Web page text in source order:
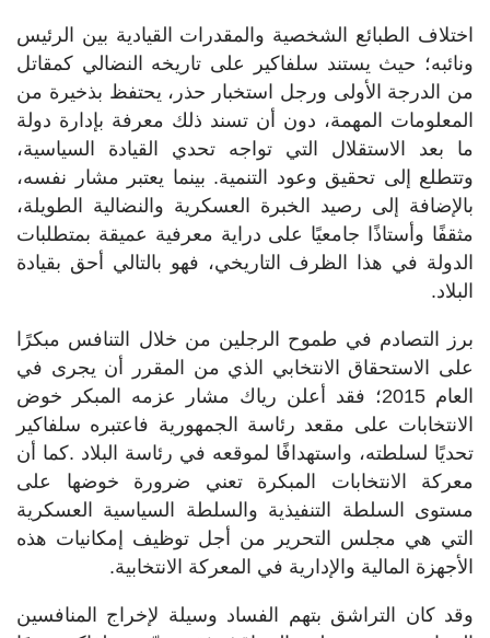
اختلاف الطبائع الشخصية والمقدرات القيادية بين الرئيس
ونائبه؛ حيث يستند سلفاكير على تاريخه النضالي كمقاتل
من الدرجة الأولى ورجل استخبار حذر، يحتفظ بذخيرة من
المعلومات المهمة، دون أن تسند ذلك معرفة بإدارة دولة
ما بعد الاستقلال التي تواجه تحدي القيادة السياسية،
وتتطلع إلى تحقيق وعود التنمية. بينما يعتبر مشار نفسه،
بالإضافة إلى رصيد الخبرة العسكرية والنضالية الطويلة،
مثقفًا وأستاذًا جامعيًا على دراية معرفية عميقة بمتطلبات
الدولة في هذا الظرف التاريخي، فهو بالتالي أحق بقيادة
البلاد.
برز التصادم في طموح الرجلين من خلال التنافس مبكرًا
على الاستحقاق الانتخابي الذي من المقرر أن يجرى في
العام 2015؛ فقد أعلن رياك مشار عزمه المبكر خوض
الانتخابات على مقعد رئاسة الجمهورية فاعتبره سلفاكير
تحديًا لسلطته، واستهدافًا لموقعه في رئاسة البلاد .كما أن
معركة الانتخابات المبكرة تعني ضرورة خوضها على
مستوى السلطة التنفيذية والسلطة السياسية العسكرية
التي هي مجلس التحرير من أجل توظيف إمكانيات هذه
الأجهزة المالية والإدارية في المعركة الانتخابية.
وقد كان التراشق بتهم الفساد وسيلة لإخراج المنافسين